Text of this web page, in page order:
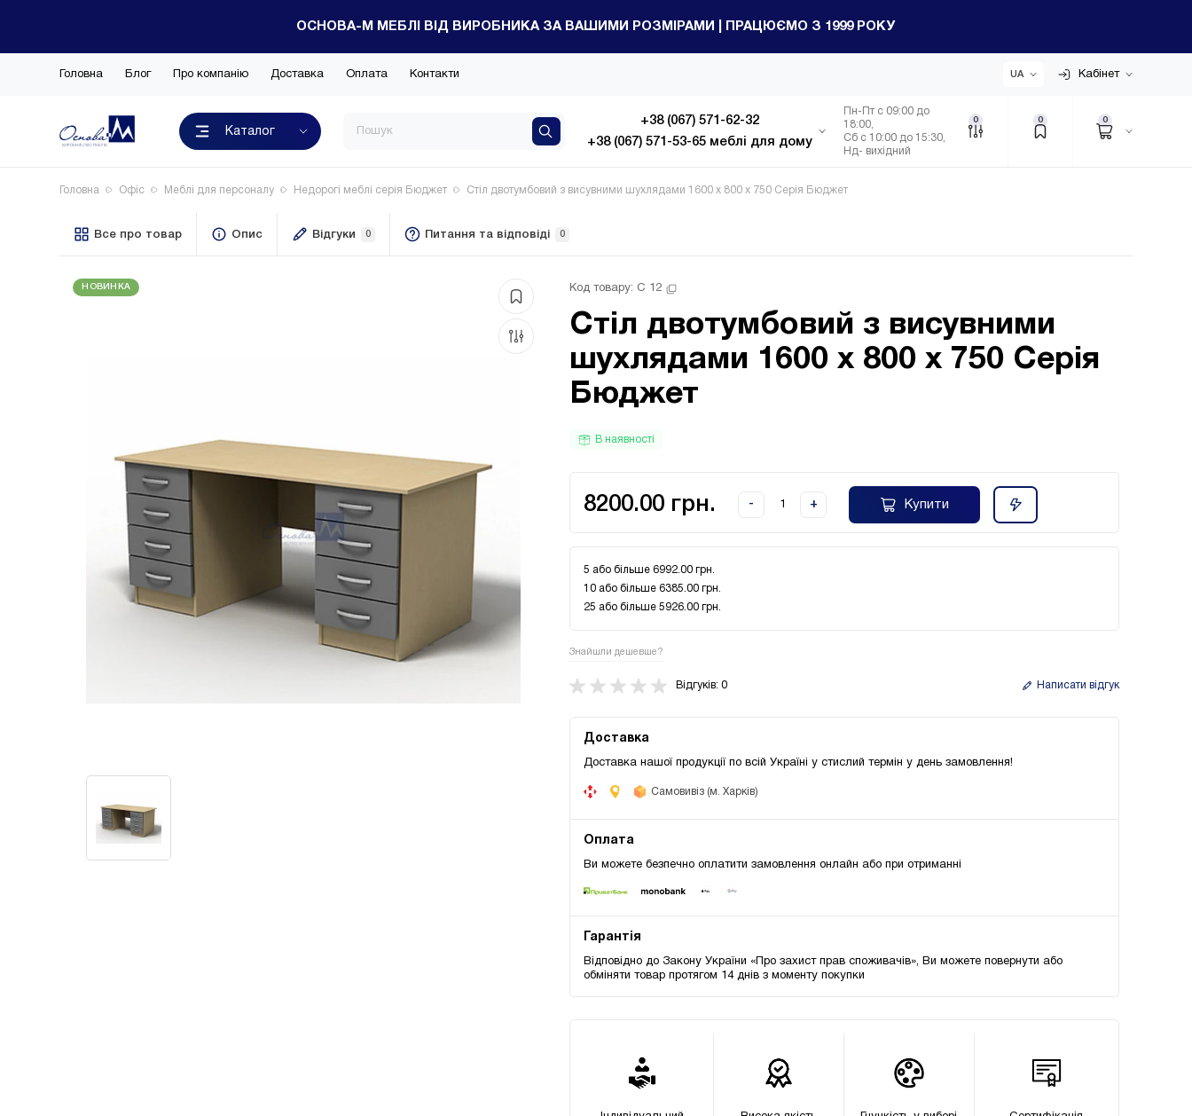
ОСНОВА-М МЕБЛІ ВІД ВИРОБНИКА ЗА ВАШИМИ РОЗМІРАМИ | ПРАЦЮЄМО З 1999 РОКУ
Головна Блог Про компанію Доставка Оплата Контакти UA Кабінет
Каталог
+38 (067) 571-62-32
+38 (067) 571-53-65 меблі для дому
Пн-Пт с 09:00 до
18:00,
Сб с 10:00 до 15:30,
Нд- вихідний
0 0 0
Головна Офіс Меблі для персоналу Недорогі меблі серія Бюджет Стіл двотумбовий з висувними шухлядами 1600 x 800 x 750 Серія Бюджет
Все про товар Опис Відгуки 0 Питання та відповіді 0
НОВИНКА Код товару: С 12
Стіл двотумбовий з висувними
шухлядами 1600 x 800 x 750 Серія
Бюджет
В наявності
8200.00 грн. - + Купити
5 або більше 6992.00 грн.
10 або більше 6385.00 грн.
25 або більше 5926.00 грн.
Знайшли дешевше?
Відгуків: 0 Написати відгук
Доставка
Доставка нашої продукції по всій Україні у стислий термін у день замовлення!
Самовивіз (м. Харків)
Оплата
Ви можете безпечно оплатити замовлення онлайн або при отриманні
Гарантія
Відповідно до Закону України «Про захист прав споживачів», Ви можете повернути або
обміняти товар протягом 14 днів з моменту покупки